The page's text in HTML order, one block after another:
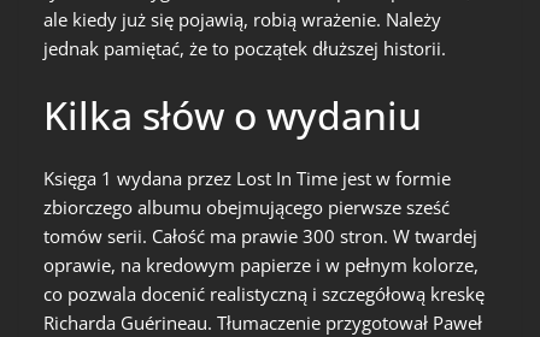
ale kiedy już się pojawią, robią wrażenie. Należy
jednak pamiętać, że to początek dłuższej historii.
Kilka słów o wydaniu
Księga 1 wydana przez Lost In Time jest w formie
zbiorczego albumu obejmującego pierwsze sześć
tomów serii. Całość ma prawie 300 stron. W twardej
oprawie, na kredowym papierze i w pełnym kolorze,
co pozwala docenić realistyczną i szczegółową kreskę
Richarda Guérineau. Tłumaczenie przygotował Paweł